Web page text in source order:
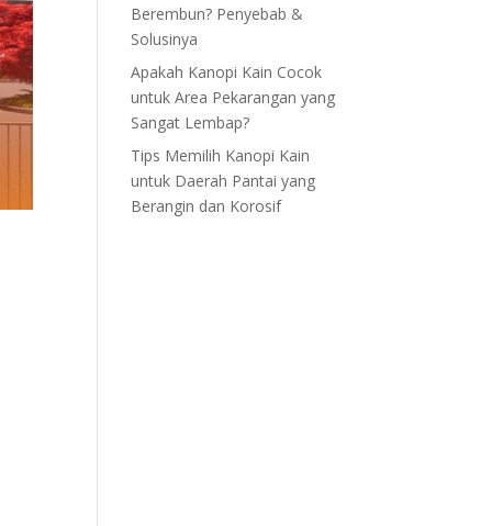
Berembun? Penyebab &
Solusinya
Apakah Kanopi Kain Cocok
untuk Area Pekarangan yang
Sangat Lembap?
Tips Memilih Kanopi Kain
untuk Daerah Pantai yang
Berangin dan Korosif